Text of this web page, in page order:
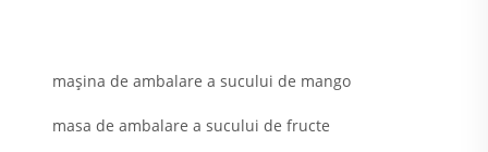
mașina de ambalare a sucului de mango
masa de ambalare a sucului de fructe